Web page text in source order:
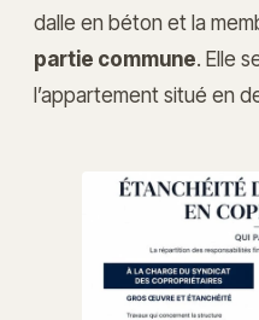
dalle en béton et la
partie commune. Elle
l’appartement situé en